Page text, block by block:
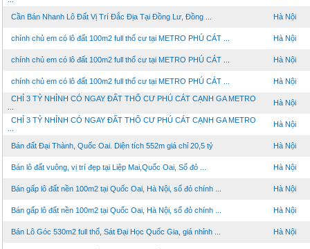
Cần Bán Nhanh Lô Đất Vị Trí Đắc Địa Tại Đồng Lư, Đồng ... Hà Nội
chính chủ em có lô đất 100m2 full thổ cư tại METRO PHÚ CÁT ... Hà Nội
chính chủ em có lô đất 100m2 full thổ cư tại METRO PHÚ CÁT ... Hà Nội
chính chủ em có lô đất 100m2 full thổ cư tại METRO PHÚ CÁT ... Hà Nội
CHỈ 3 TỶ NHỈNH CÓ NGAY ĐẤT THỔ CƯ PHÚ CÁT CẠNH GA METRO
Hà Nội
CHỈ 3 TỶ NHỈNH CÓ NGAY ĐẤT THỔ CƯ PHÚ CÁT CẠNH GA METRO
Hà Nội
Bán đất Đại Thành, Quốc Oai. Diện tích 552m giá chỉ 20,5 tỷ Hà Nội
Bán lô đất vuông, vị trí đẹp tại Liệp Mai,Quốc Oai, Sổ đỏ ... Hà Nội
Bán gấp lô đất nền 100m2 tại Quốc Oai, Hà Nội, sổ đỏ chính ... Hà Nội
Bán gấp lô đất nền 100m2 tại Quốc Oai, Hà Nội, sổ đỏ chính ... Hà Nội
Bán Lô Góc 530m2 full thổ, Sát Đại Học Quốc Gia, giá nhỉnh ... Hà Nội